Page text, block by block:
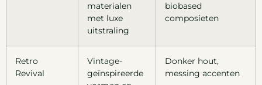
materialen
met luxe
uitstraling
biobased
composieten
Retro
Revival
Vintage-
geïnspireerde
Donker hout,
messing accenten